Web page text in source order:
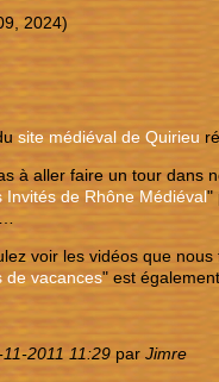
2024)
site médiéval de Quirieu
à aller faire un tour dans
Invités de Rhône Médiéval"
voir les vidéos que
de vacances" est
2011 11:29 par Jimre